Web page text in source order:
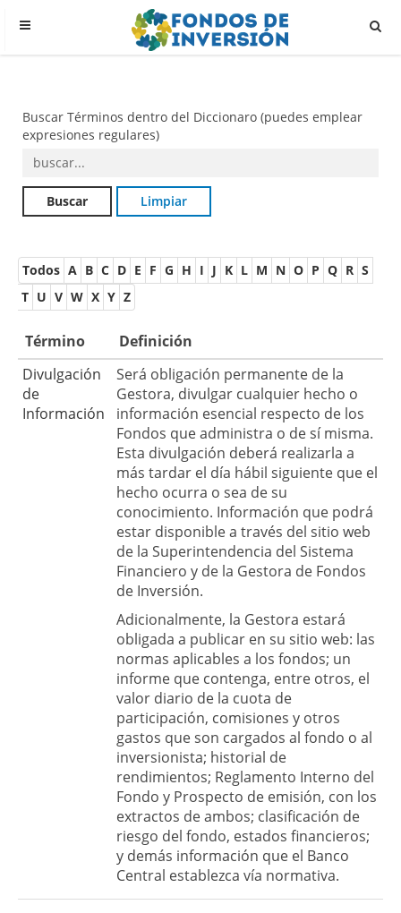
Buscar Términos dentro del Diccionaro (puedes emplear
expresiones regulares)
Todos A B C D E F G H I J K L M N O P Q R S
T U V W X Y Z
Término
Definición
Divulgación
de
Información
Será obligación permanente de la
Gestora, divulgar cualquier hecho o
información esencial respecto de los
Fondos que administra o de sí misma.
Esta divulgación deberá realizarla a
más tardar el día hábil siguiente que el
hecho ocurra o sea de su
conocimiento. Información que podrá
estar disponible a través del sitio web
de la Superintendencia del Sistema
Financiero y de la Gestora de Fondos
de Inversión.
Adicionalmente, la Gestora estará
obligada a publicar en su sitio web: las
normas aplicables a los fondos; un
informe que contenga, entre otros, el
valor diario de la cuota de
participación, comisiones y otros
gastos que son cargados al fondo o al
inversionista; historial de
rendimientos; Reglamento Interno del
Fondo y Prospecto de emisión, con los
extractos de ambos; clasificación de
riesgo del fondo, estados financieros;
y demás información que el Banco
Central establezca vía normativa.